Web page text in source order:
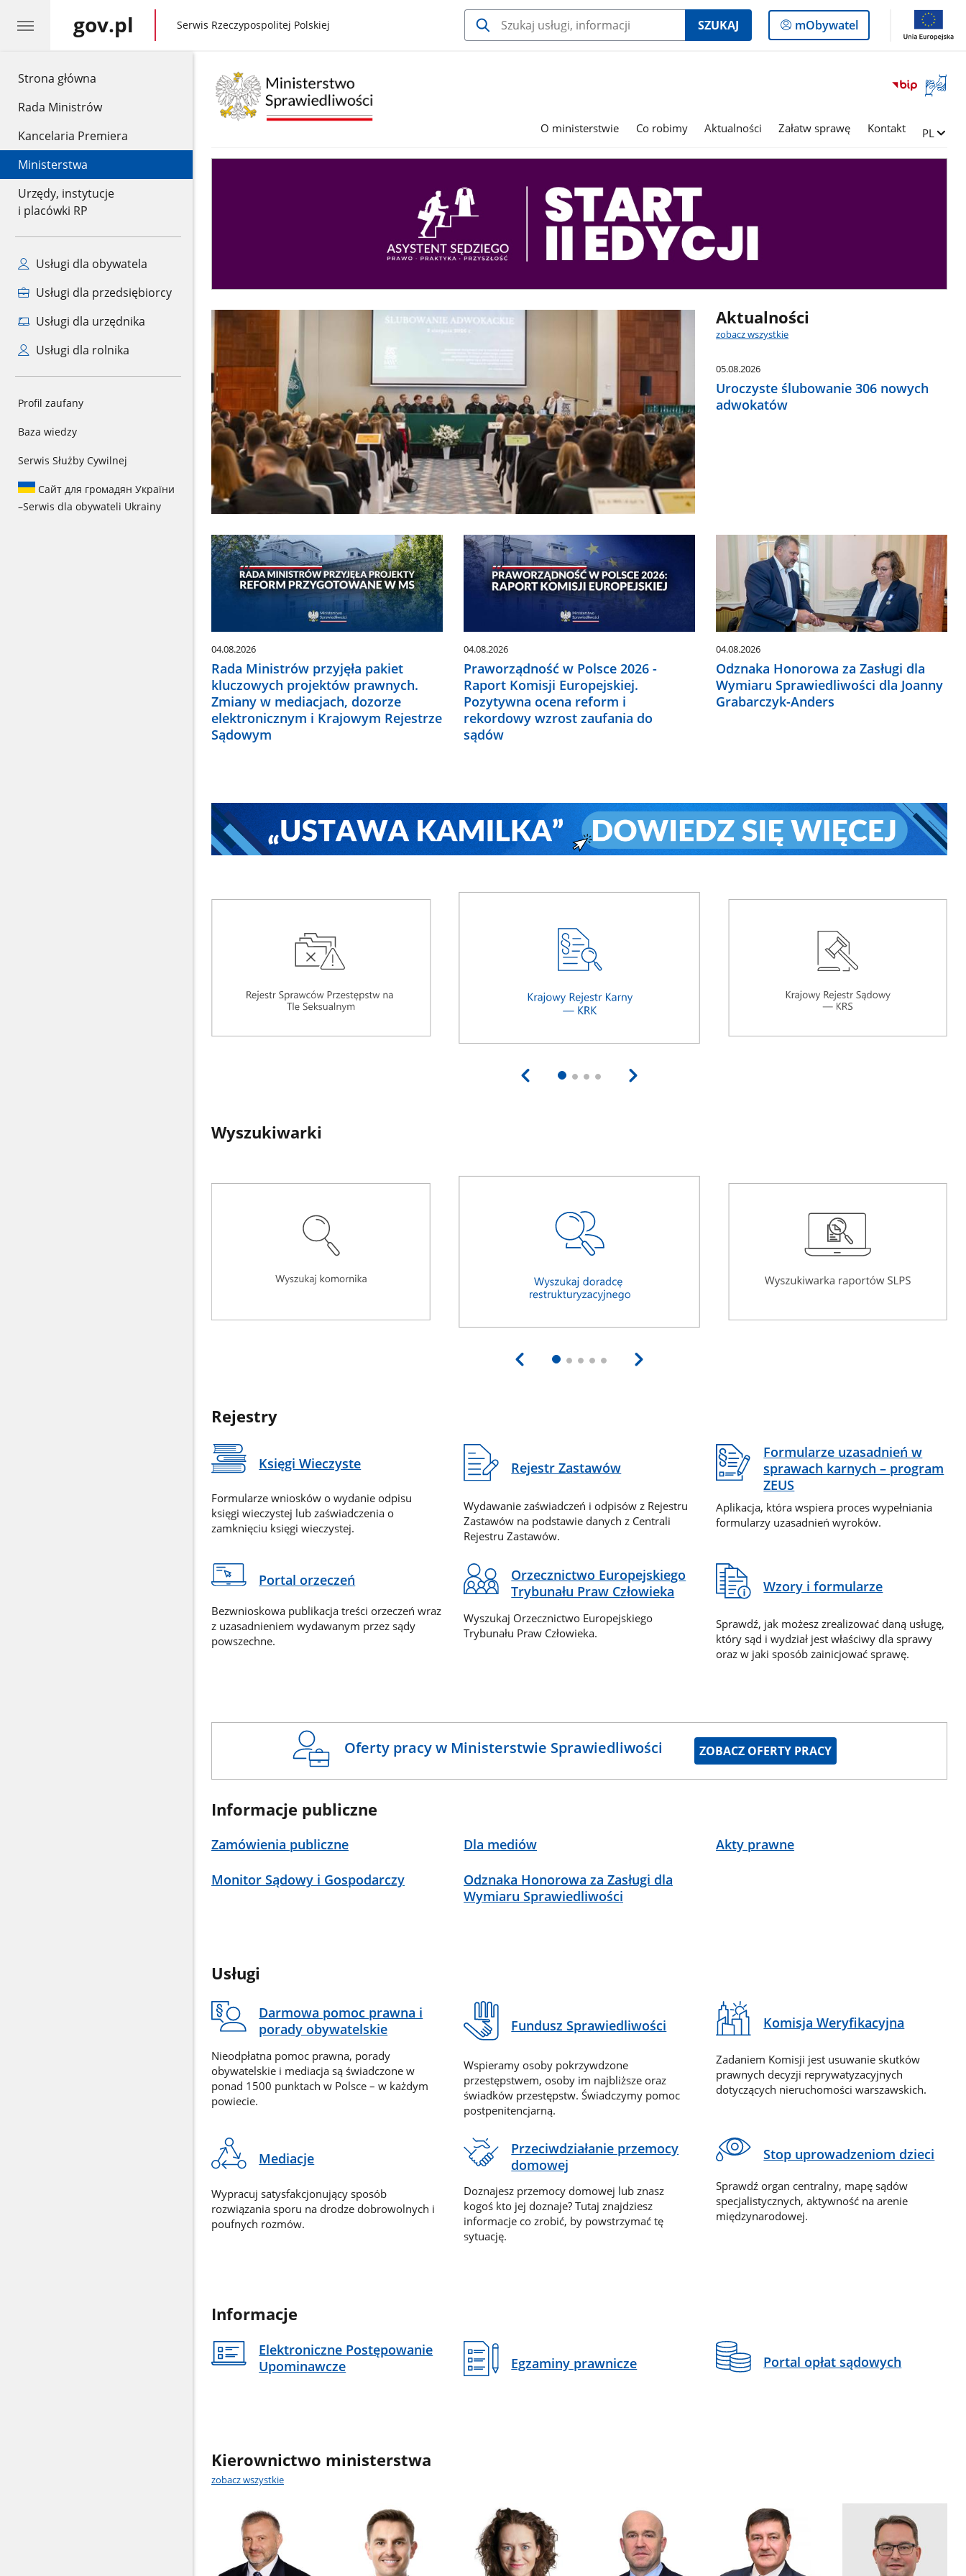
Strona główna
Rada Ministrów
Kancelaria Premiera
Ministerstwa
Urzędy, instytucje
i placówki RP
Usługi dla obywatela
Usługi dla przedsiębiorcy
Usługi dla urzędnika
Usługi dla rolnika
Profil zaufany
Baza wiedzy
Serwis Służby Cywilnej
Сайт для громадян України
–Serwis dla obywateli Ukrainy
gov.pl gov.pl
Serwis Rzeczypospolitej Polskiej SZUKAJ
Logowanie
do
mObywatel
Otwórz
okno
języka
O ministerstwie Co robimy Aktualności Załatw sprawę Kontakt Zmień
PL
Aktualności
zobacz wszystkie
05.08.2026
Uroczyste ślubowanie 306 nowych
adwokatów
04.08.2026
Rada Ministrów przyjęła pakiet
kluczowych projektów prawnych.
Zmiany w mediacjach, dozorze
elektronicznym i Krajowym Rejestrze
Sądowym
04.08.2026
Praworządność w Polsce 2026 -
Raport Komisji Europejskiej.
Pozytywna ocena reform i
rekordowy wzrost zaufania do
sądów
04.08.2026
Odznaka Honorowa za Zasługi dla
Wymiaru Sprawiedliwości dla Joanny
Grabarczyk-Anders
Wyszukiwarki
Rejestry
Księgi Wieczyste
Formularze wniosków o wydanie odpisu
księgi wieczystej lub zaświadczenia o
zamknięciu księgi wieczystej.
Rejestr Zastawów
Wydawanie zaświadczeń i odpisów z Rejestru
Zastawów na podstawie danych z Centrali
Rejestru Zastawów.
Formularze uzasadnień w
sprawach karnych – program
ZEUS
Aplikacja, która wspiera proces wypełniania
formularzy uzasadnień wyroków.
Portal orzeczeń
Bezwnioskowa publikacja treści orzeczeń wraz
z uzasadnieniem wydawanym przez sądy
powszechne.
Orzecznictwo Europejskiego
Trybunału Praw Człowieka
Wyszukaj Orzecznictwo Europejskiego
Trybunału Praw Człowieka.
Wzory i formularze
Sprawdź, jak możesz zrealizować daną usługę,
który sąd i wydział jest właściwy dla sprawy
oraz w jaki sposób zainicjować sprawę.
Oferty pracy w Ministerstwie Sprawiedliwości ZOBACZ OFERTY PRACY
Informacje publiczne
Zamówienia publiczne Dla mediów Akty prawne
Monitor Sądowy i Gospodarczy
Odznaka Honorowa za Zasługi dla
Wymiaru Sprawiedliwości
Usługi
Darmowa pomoc prawna i
porady obywatelskie
Nieodpłatna pomoc prawna, porady
obywatelskie i mediacja są świadczone w
ponad 1500 punktach w Polsce – w każdym
powiecie.
Fundusz Sprawiedliwości
Wspieramy osoby pokrzywdzone
przestępstwem, osoby im najbliższe oraz
świadków przestępstw. Świadczymy pomoc
postpenitencjarną.
Komisja Weryfikacyjna
Zadaniem Komisji jest usuwanie skutków
prawnych decyzji reprywatyzacyjnych
dotyczących nieruchomości warszawskich.
Mediacje
Wypracuj satysfakcjonujący sposób
rozwiązania sporu na drodze dobrowolnych i
poufnych rozmów.
Przeciwdziałanie przemocy
domowej
Doznajesz przemocy domowej lub znasz
kogoś kto jej doznaje? Tutaj znajdziesz
informacje co zrobić, by powstrzymać tę
sytuację.
Stop uprowadzeniom dzieci
Sprawdź organ centralny, mapę sądów
specjalistycznych, aktywność na arenie
międzynarodowej.
Informacje
Elektroniczne Postępowanie
Upominawcze
Egzaminy prawnicze Portal opłat sądowych
Kierownictwo ministerstwa
zobacz wszystkie